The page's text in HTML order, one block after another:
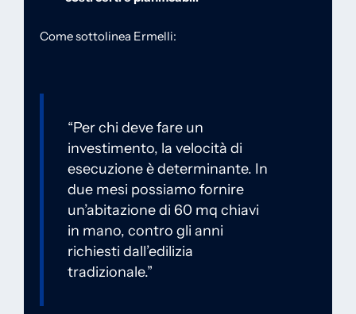
Come sottolinea Ermelli:
“Per chi deve fare un
investimento, la velocità di
esecuzione è determinante. In
due mesi possiamo fornire
un’abitazione di 60 mq chiavi
in mano, contro gli anni
richiesti dall’edilizia
tradizionale.”